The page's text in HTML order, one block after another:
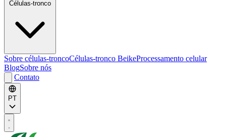
Sobre células-troncoCélulas-tronco BeikeProcessamento celular
BlogSobre nós
Contato
PT